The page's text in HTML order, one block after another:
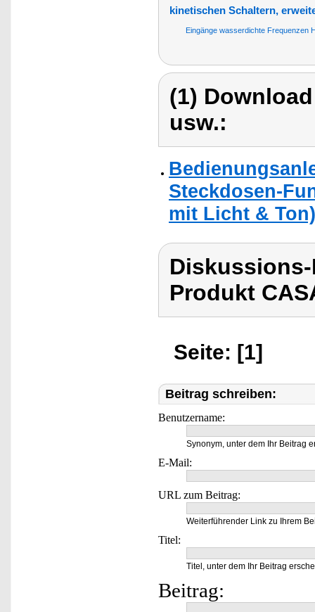
kinetischen Schaltern,
Eingänge wasserdichte Frequenzen
(1)
usw.:
Steckdosen-
mit Licht & Ton)
Produkt
Seite: [1]
Beitrag schreiben:
Benutzername:
Synonym, unter dem Ihr Beitrag
E-Mail:
URL zum Beitrag:
Weiterführender Link zu Ihrem
Titel:
Titel, unter dem Ihr Beitrag
Beitrag: